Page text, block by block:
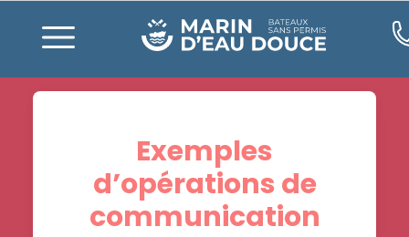
Exemples
d’opérations de
communication